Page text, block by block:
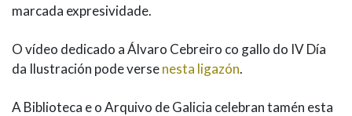
marcada expresividade.
O vídeo dedicado a Álvaro Cebreiro co gallo do IV Día
da Ilustración pode versenesta ligazón.
A Biblioteca e o Arquivo de Galicia celebran tamén esta